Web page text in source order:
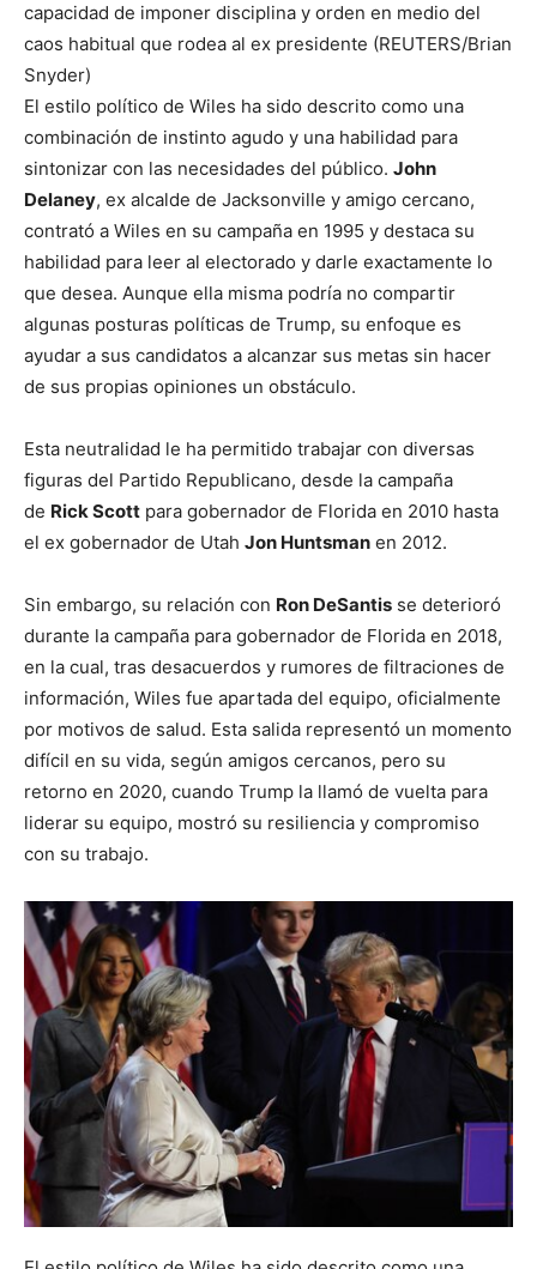
capacidad de imponer disciplina y orden en medio del
caos habitual que rodea al ex presidente (REUTERS/Brian
Snyder)
El estilo político de Wiles ha sido descrito como una
combinación de instinto agudo y una habilidad para
sintonizar con las necesidades del público. John
Delaney, ex alcalde de Jacksonville y amigo cercano,
contrató a Wiles en su campaña en 1995 y destaca su
habilidad para leer al electorado y darle exactamente lo
que desea. Aunque ella misma podría no compartir
algunas posturas políticas de Trump, su enfoque es
ayudar a sus candidatos a alcanzar sus metas sin hacer
de sus propias opiniones un obstáculo.
Esta neutralidad le ha permitido trabajar con diversas
figuras del Partido Republicano, desde la campaña
de Rick Scott para gobernador de Florida en 2010 hasta
el ex gobernador de Utah Jon Huntsman en 2012.
Sin embargo, su relación con Ron DeSantis se deterioró
durante la campaña para gobernador de Florida en 2018,
en la cual, tras desacuerdos y rumores de filtraciones de
información, Wiles fue apartada del equipo, oficialmente
por motivos de salud. Esta salida representó un momento
difícil en su vida, según amigos cercanos, pero su
retorno en 2020, cuando Trump la llamó de vuelta para
liderar su equipo, mostró su resiliencia y compromiso
con su trabajo.